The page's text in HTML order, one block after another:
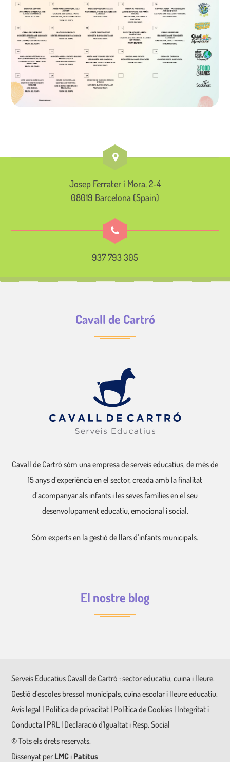
Josep Ferrater i Mora, 2-4
08019 Barcelona (Spain)
937 793 305
Cavall de Cartró
Cavall de Cartró sóm una empresa de serveis educatius, de més de
15 anys d’experiència en el sector, creada amb la finalitat
d’acompanyar als infants i les seves famílies en el seu
desenvolupament educatiu, emocional i social.
Sóm experts en la gestió de llars d’infants municipals.
El nostre blog
Serveis Educatius Cavall de Cartró : sector educatiu, cuina i lleure.
Gestió d'escoles bressol municipals, cuina escolar i lleure educatiu.
Avís legal | Política de privacitat | Política de Cookies | Integritat i
Conducta | PRL | Declaració d'Igualtat i Resp. Social
©Tots els drets reservats.
Dissenyat perLMC i Patitus